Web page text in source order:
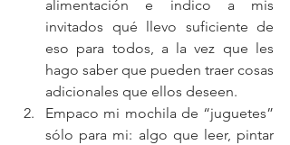
alimentación e indico a mis
invitados qué llevo suficiente de
eso para todos, a la vez que les
hago saber que pueden traer cosas
adicionales que ellos deseen.
Empaco mi mochila de “juguetes”
sólo para mi: algo que leer, pintar